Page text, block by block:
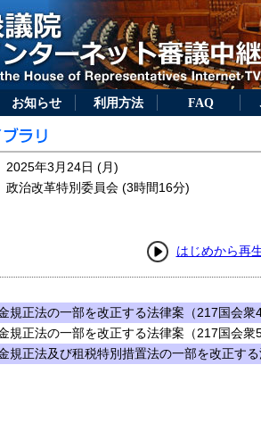
お知らせ 利用方法 FAQ
2025年3月24日 (月)
政治改革特別委員会 (3時間16分)
はじめから再
規正法の一部を改正する法律案（217国会衆
規正法の一部を改正する法律案（217国会衆
規正法及び租税特別措置法の一部を改正す